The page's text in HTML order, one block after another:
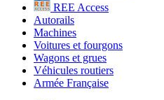
REE Access
Autorails
Machines
Voitures et fourgons
Wagons et grues
Véhicules routiers
Armée Française